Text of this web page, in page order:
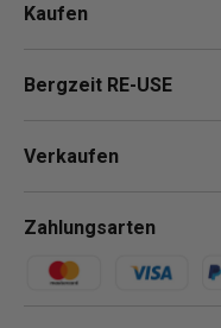
Kaufen
Bergzeit RE-USE
Verkaufen
Zahlungsarten
Zahlungsmethoden